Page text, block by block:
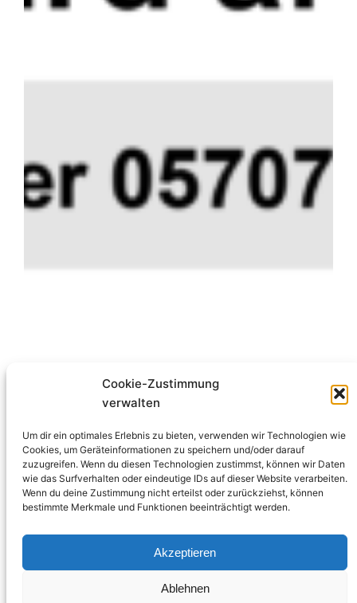
Cookie-Zustimmung
verwalten
Um dir ein optimales Erlebnis zu bieten, verwenden wir Technologien wie
Cookies, um Geräteinformationen zu speichern und/oder darauf
zuzugreifen. Wenn du diesen Technologien zustimmst, können wir Daten
wie das Surfverhalten oder eindeutige IDs auf dieser Website verarbeiten.
Wenn du deine Zustimmung nicht erteilst oder zurückziehst, können
bestimmte Merkmale und Funktionen beeinträchtigt werden.
Akzeptieren
Ablehnen
09. März 24